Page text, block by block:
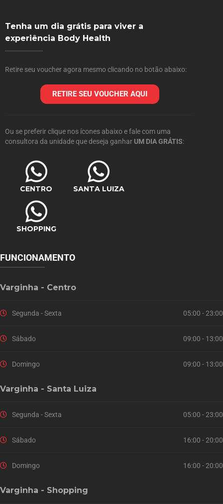
Tenha um dia grátis para viver a
experiência Body Health
Retire seu voucher agora mesmo clicando no botão abaixo:
RETIRE SEU VOUCHER AQUI
Ou se preferir clique nos ícones abaixo e fale com uma
consultora da unidade que deseja ganhar UM DIA GRÁTIS:
CENTRO SANTA LUIZA
SHOPPING
FUNCIONAMENTO
Varginha - Centro
Segunda - Sexta 05:00 - 23:00
Sábado 09:00 - 13:00
Domingo 09:00 - 13:00
Varginha - Santa Luiza
Segunda - Sexta 05:00 - 23:00
Sábado 16:00 - 20:00
Domingo 16:00 - 20:00
Varginha - Shopping